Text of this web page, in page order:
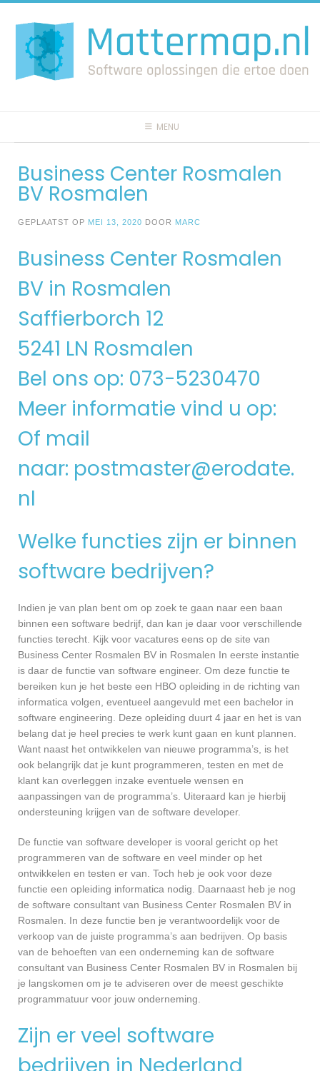
naar
inhoud
MENU
Business Center Rosmalen
BV Rosmalen
GEPLAATST OP MEI 13, 2020 DOOR MARC
Business Center Rosmalen
BV in Rosmalen
Saffierborch 12
5241 LN Rosmalen
Bel ons op: 073-5230470
Meer informatie vind u op:
Of mail
naar: postmaster@erodate.
nl
Welke functies zijn er binnen
software bedrijven?
Indien je van plan bent om op zoek te gaan naar een baan
binnen een software bedrijf, dan kan je daar voor verschillende
functies terecht. Kijk voor vacatures eens op de site van
Business Center Rosmalen BV in Rosmalen In eerste instantie
is daar de functie van software engineer. Om deze functie te
bereiken kun je het beste een HBO opleiding in de richting van
informatica volgen, eventueel aangevuld met een bachelor in
software engineering. Deze opleiding duurt 4 jaar en het is van
belang dat je heel precies te werk kunt gaan en kunt plannen.
Want naast het ontwikkelen van nieuwe programma’s, is het
ook belangrijk dat je kunt programmeren, testen en met de
klant kan overleggen inzake eventuele wensen en
aanpassingen van de programma’s. Uiteraard kan je hierbij
ondersteuning krijgen van de software developer.
De functie van software developer is vooral gericht op het
programmeren van de software en veel minder op het
ontwikkelen en testen er van. Toch heb je ook voor deze
functie een opleiding informatica nodig. Daarnaast heb je nog
de software consultant van Business Center Rosmalen BV in
Rosmalen. In deze functie ben je verantwoordelijk voor de
verkoop van de juiste programma’s aan bedrijven. Op basis
van de behoeften van een onderneming kan de software
consultant van Business Center Rosmalen BV in Rosmalen bij
je langskomen om je te adviseren over de meest geschikte
programmatuur voor jouw onderneming.
Zijn er veel software